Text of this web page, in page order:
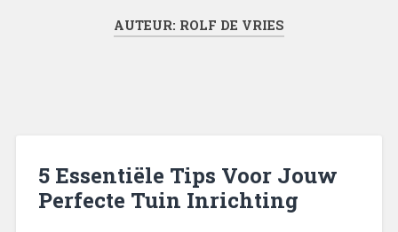
AUTEUR: ROLF DE VRIES
5 Essentiële Tips Voor Jouw
Perfecte Tuin Inrichting